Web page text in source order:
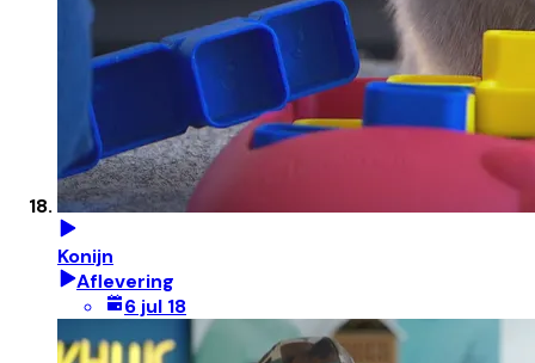
Konijn
Aflevering
6 jul 18